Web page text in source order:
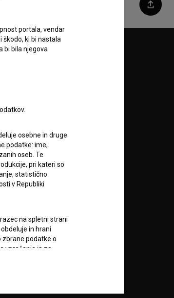
Deli
Sledite nam na:
RSS novice
Podprite nas z donacijo na
TRR: SI56 6100 0001 5706
684,
ali s kreditno kartico:
portala, vendar
ki bi nastala
bi bila njegova
osebne in druge
podatke: ime,
oseb. Te
pri kateri so
statistično
v Republiki
na spletni strani
in hrani
zbrane podatke o
vprašanja in za